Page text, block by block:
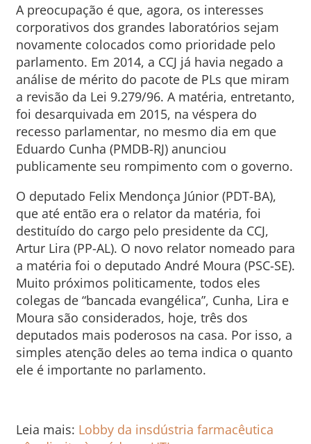
A preocupação é que, agora, os interesses
corporativos dos grandes laboratórios sejam
novamente colocados como prioridade pelo
parlamento. Em 2014, a CCJ já havia negado a
análise de mérito do pacote de PLs que miram
a revisão da Lei 9.279/96. A matéria, entretanto,
foi desarquivada em 2015, na véspera do
recesso parlamentar, no mesmo dia em que
Eduardo Cunha (PMDB-RJ) anunciou
publicamente seu rompimento com o governo.
O deputado Felix Mendonça Júnior (PDT-BA),
que até então era o relator da matéria, foi
destituído do cargo pelo presidente da CCJ,
Artur Lira (PP-AL). O novo relator nomeado para
a matéria foi o deputado André Moura (PSC-SE).
Muito próximos politicamente, todos eles
colegas de “bancada evangélica”, Cunha, Lira e
Moura são considerados, hoje, três dos
deputados mais poderosos na casa. Por isso, a
simples atenção deles ao tema indica o quanto
ele é importante no parlamento.
Leia mais: Lobby da insdústria farmacêutica